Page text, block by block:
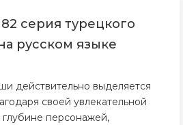
серия турецкого
русском языке
действительно выделяется
своей увлекательной
персонажей,